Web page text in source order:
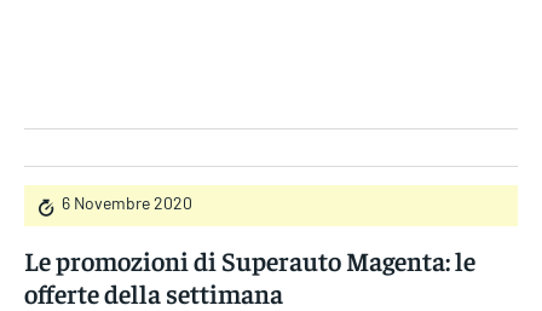
6 Novembre 2020
Le promozioni di Superauto Magenta: le
offerte della settimana